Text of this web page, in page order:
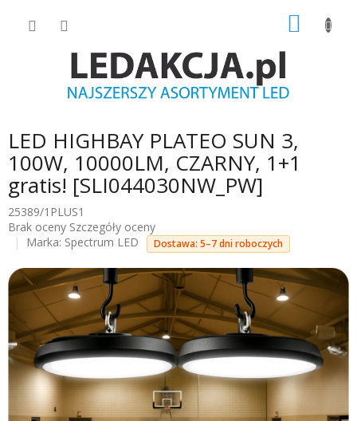
LED HIGHBAY PLATEO SUN 3,
100W, 10000LM, CZARNY, 1+1
gratis! [SLI044030NW_PW]
25389/1PLUS1
Średnia
ocena
wynosi
0.0
gwiazdek.
Brak oceny Szczegóły oceny
Marka: Spectrum LED Dostawa: 5–7 dni roboczych